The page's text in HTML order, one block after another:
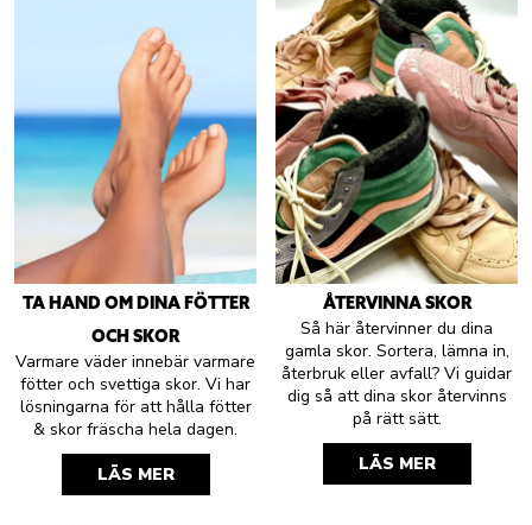
TA HAND OM DINA FÖTTER
OCH SKOR
Varmare väder innebär varmare
fötter och svettiga skor. Vi har
lösningarna för att hålla fötter
& skor fräscha hela dagen.
LÄS MER
ÅTERVINNA SKOR
Så här återvinner du dina
gamla skor. Sortera, lämna in,
återbruk eller avfall? Vi guidar
dig så att dina skor återvinns
på rätt sätt.
LÄS MER